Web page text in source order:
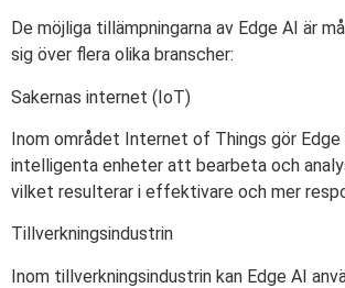
De möjliga tillämpningarna av Edge AI är
sig över flera olika branscher:
Sakernas internet (IoT)
Inom området Internet of Things gör
intelligenta enheter att bearbeta och
vilket resulterar i effektivare och mer
Tillverkningsindustrin
Inom tillverkningsindustrin kan Edge AI